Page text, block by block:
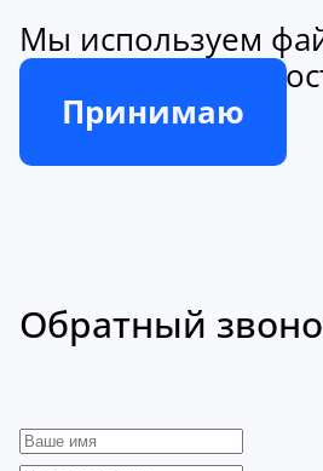
Мы используем
Принимаю
Обратный